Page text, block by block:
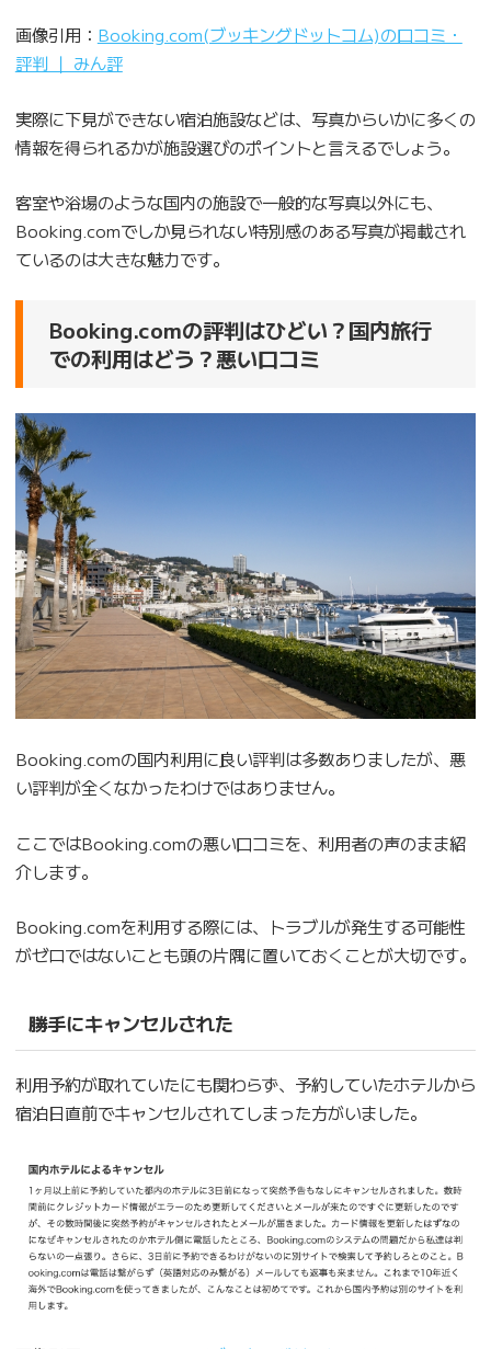
画像引用： Booking.com(ブッキングドットコム)の口コミ・
評判 ｜ みん評
実際に下見ができない宿泊施設などは、写真からいかに多くの
情報を得られるかが施設選びのポイントと言えるでしょう。
客室や浴場のような国内の施設で一般的な写真以外にも、
Booking.comでしか見られない特別感のある写真が掲載され
ているのは大きな魅力です。
Booking.comの評判はひどい？国内旅行
での利用はどう？悪い口コミ
Booking.comの国内利用に良い評判は多数ありましたが、悪
い評判が全くなかったわけではありません。
ここではBooking.comの悪い口コミを、利用者の声のまま紹
介します。
Booking.comを利用する際には、トラブルが発生する可能性
がゼロではないことも頭の片隅に置いておくことが大切です。
勝手にキャンセルされた
利用予約が取れていたにも関わらず、予約していたホテルから
宿泊日直前でキャンセルされてしまった方がいました。